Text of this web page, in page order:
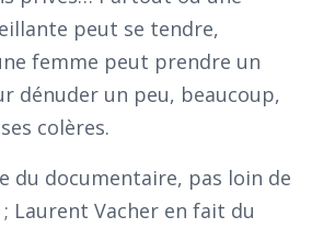
peut se tendre,
femme peut prendre un
dénuder un peu, beaucoup,
colères.
du documentaire, pas loin de
Laurent Vacher en fait du